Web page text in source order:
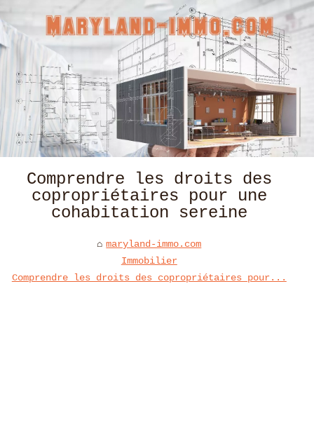
Comprendre les droits des
copropriétaires pour une
cohabitation sereine
maryland-immo.com
Immobilier
Comprendre les droits des copropriétaires pour...